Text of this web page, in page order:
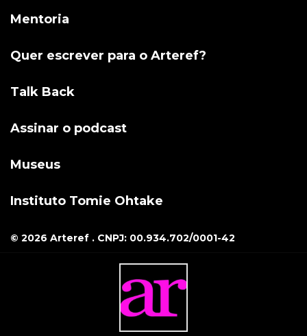
Mentoria
Quer escrever para o Arteref?
Talk Back
Assinar o podcast
Museus
Instituto Tomie Ohtake
© 2026 Arteref . CNPJ: 00.934.702/0001-42